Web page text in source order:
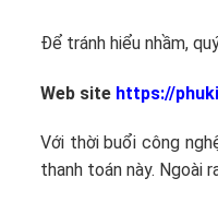
Để tránh hiểu nhầm,
Web site https://
Với thời buổi công
thanh toán này. Ngoài